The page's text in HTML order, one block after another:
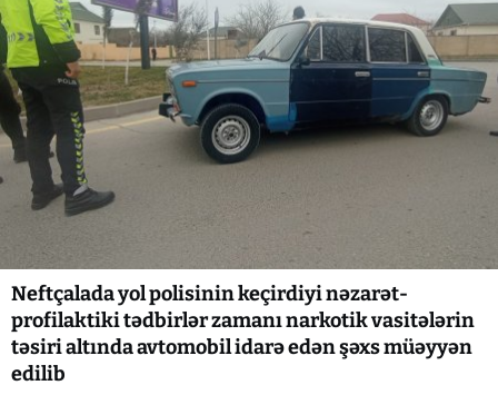
Neftçalada yol polisinin keçirdiyi nəzarət-
profilaktiki tədbirlər zamanı narkotik vasitələrin
təsiri altında avtomobil idarə edən şəxs müəyyən
edilib